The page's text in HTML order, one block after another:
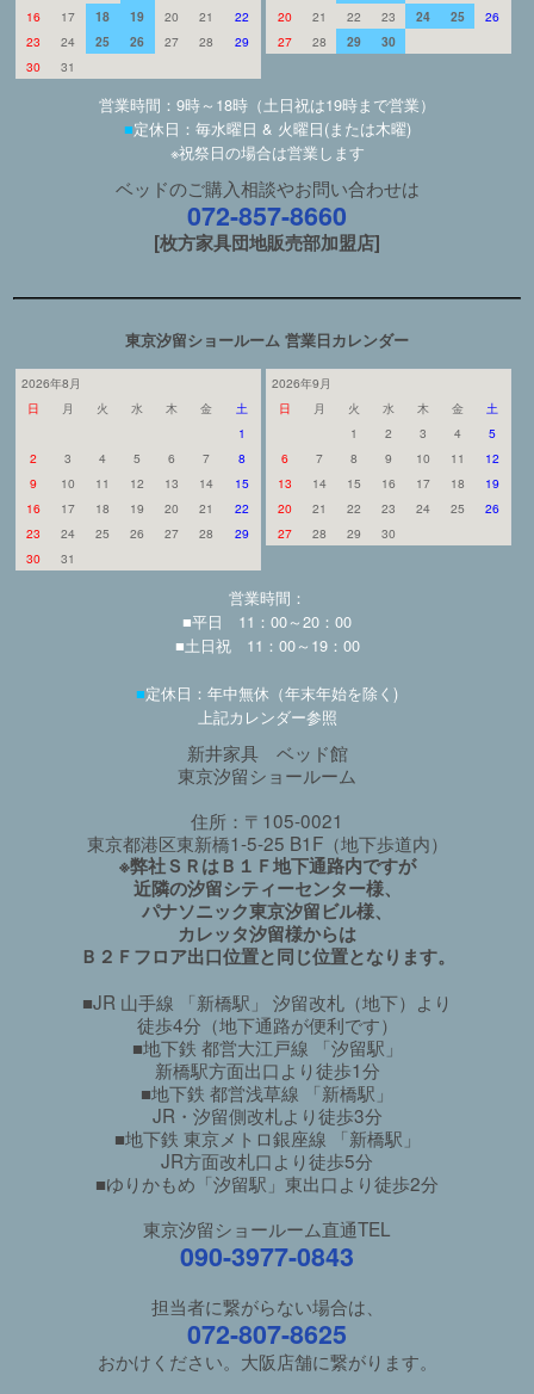
16
17 18 19 20 21
22
23
24 25 26 27 28
29
30
31
20
21 22 23 24 25
26
27
28 29 30
営業時間：9時～18時（土日祝は19時まで営業）
■定休日：毎水曜日 & 火曜日(または木曜)
※祝祭日の場合は営業します
ベッドのご購入相談やお問い合わせは
072-857-8660
[枚方家具団地販売部加盟店]
東京汐留ショールーム 営業日カレンダー
2026年8月
日
月 火 水 木 金
土
1
2
3 4 5 6 7
8
9
10 11 12 13 14
15
16
17 18 19 20 21
22
23
24 25 26 27 28
29
30
31
2026年9月
日
月 火 水 木 金
土
1
2 3 4
5
6
7 8 9 10 11
12
13
14 15 16 17 18
19
20
21 22 23 24 25
26
27
28 29 30
営業時間：
■平日 11：00～20：00
■土日祝 11：00～19：00
■定休日：年中無休（年末年始を除く)
上記カレンダー参照
新井家具 ベッド館
東京汐留ショールーム
住所：〒105-0021
東京都港区東新橋1-5-25 B1F（地下歩道内）
※弊社ＳＲはＢ１Ｆ地下通路内ですが
近隣の汐留シティーセンター様、
パナソニック東京汐留ビル様、
カレッタ汐留様からは
Ｂ２Ｆフロア出口位置と同じ位置となります。
■JR 山手線 「新橋駅」 汐留改札（地下）より
徒歩4分（地下通路が便利です）
■地下鉄 都営大江戸線 「汐留駅」
新橋駅方面出口より徒歩1分
■地下鉄 都営浅草線 「新橋駅」
JR・汐留側改札より徒歩3分
■地下鉄 東京メトロ銀座線 「新橋駅」
JR方面改札口より徒歩5分
■ゆりかもめ「汐留駅」東出口より徒歩2分
東京汐留ショールーム直通TEL
090-3977-0843
担当者に繋がらない場合は、
072-807-8625
おかけください。大阪店舗に繋がります。